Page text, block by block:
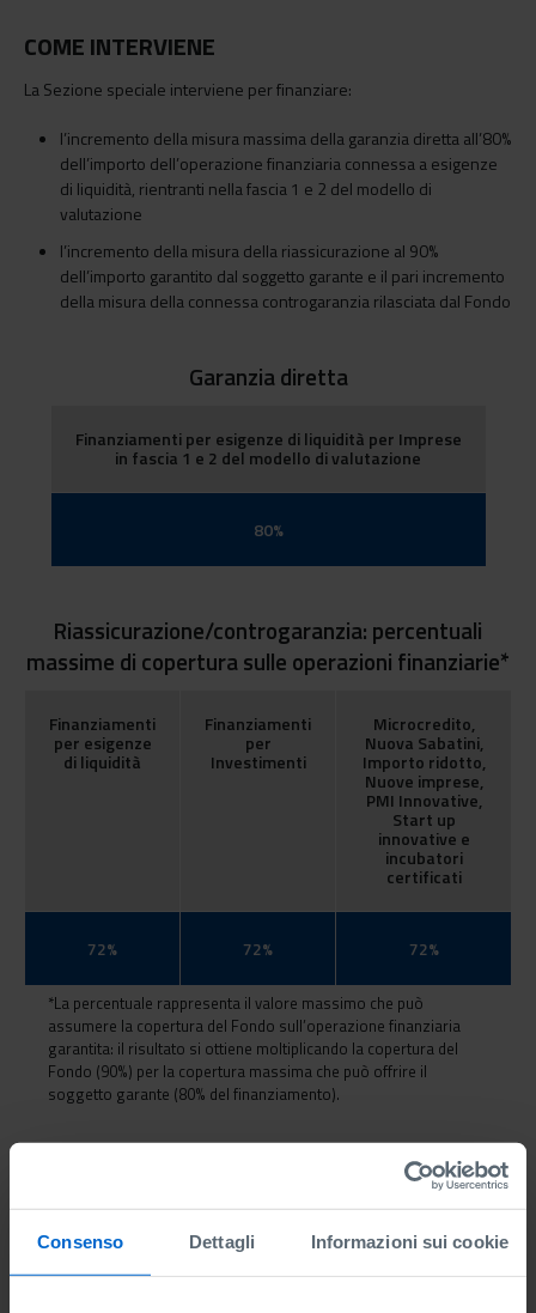
Consenso Dettagli Informazioni sui cookie
COME INTERVIENE
La Sezione speciale interviene per finanziare:
l’incremento della misura massima della garanzia diretta all’80%
dell’importo dell’operazione finanziaria connessa a esigenze
di liquidità, rientranti nella fascia 1 e 2 del modello di
valutazione
l’incremento della misura della riassicurazione al 90%
dell’importo garantito dal soggetto garante e il pari incremento
della misura della connessa controgaranzia rilasciata dal Fondo
Garanzia diretta
Finanziamenti per esigenze di liquidità per Imprese
in fascia 1 e 2 del modello di valutazione
80%
Riassicurazione/controgaranzia: percentuali
massime di copertura sulle operazioni finanziarie*
Finanziamenti
per esigenze
di liquidità
Finanziamenti
per
Investimenti
Microcredito,
Nuova Sabatini,
Importo ridotto,
Nuove imprese,
PMI Innovative,
Start up
innovative e
incubatori
certificati
72% 72% 72%
*La percentuale rappresenta il valore massimo che può
assumere la copertura del Fondo sull’operazione finanziaria
garantita: il risultato si ottiene moltiplicando la copertura del
Fondo (90%) per la copertura massima che può offrire il
soggetto garante (80% del finanziamento).
Le risorse versate ammontano ad euro 132.905.484,00.